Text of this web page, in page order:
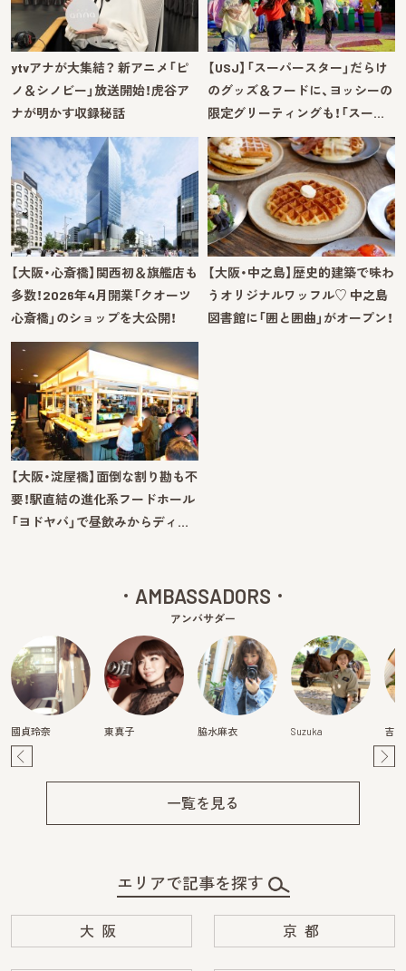
ytvアナが大集結？ 新アニメ「ピ
ノ＆シノビー」放送開始！虎谷ア
ナが明かす収録秘話
【USJ】「スーパースター」だらけ
のグッズ＆フードに、ヨッシーの
限定グリーティングも！「スー…
【大阪・心斎橋】関西初＆旗艦店も
多数！2026年4月開業「クオーツ
心斎橋」のショップを大公開！
【大阪・中之島】歴史的建築で味わ
うオリジナルワッフル♡ 中之島
図書館に「囲と囲曲」がオープン！
【大阪・淀屋橋】面倒な割り勘も不
要！駅直結の進化系フードホール
「ヨドヤバ」で昼飲みからディ…
AMBASSADORS
アンバサダー
國貞玲奈 東真子 脇水麻衣 Suzuka 吉
一覧を見る
エリアで記事を探す
大阪 京都